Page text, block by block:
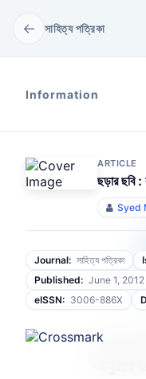
← সাহিত্য পত্রিকা
Information
ARTICLE
ছড়ার ছবি :
Syed
Journal: সাহিত্য পত্রিকা
Published: June 1, 2012
eISSN: 3006-886X
আপনার